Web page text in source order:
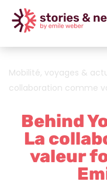
Mobilité, voyages &
collaboration comme
Behind
La
valeur